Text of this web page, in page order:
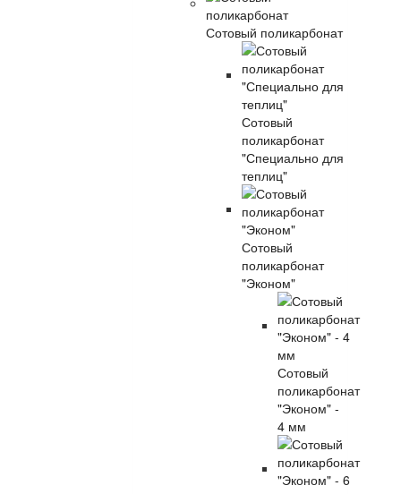
Сотовый поликарбонат
Сотовый
поликарбонат
"Специально для
теплиц"
Сотовый
поликарбонат
"Эконом"
Сотовый
поликарбонат
"Эконом" -
4 мм